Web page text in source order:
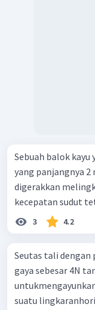
Sebuah balok kayu
yang panjangnya 2
digerakkan
kecepatan sudut
3 4.2
Seutas tali dengan
gaya sebesar 4N
suatu